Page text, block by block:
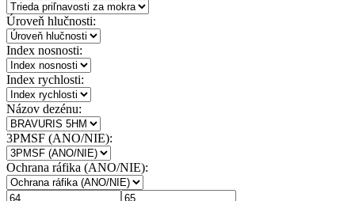
Úroveň hlučnosti:
Index nosnosti:
Index rychlosti:
Názov dezénu:
3PMSF (ANO/NIE):
Ochrana ráfika (ANO/NIE):